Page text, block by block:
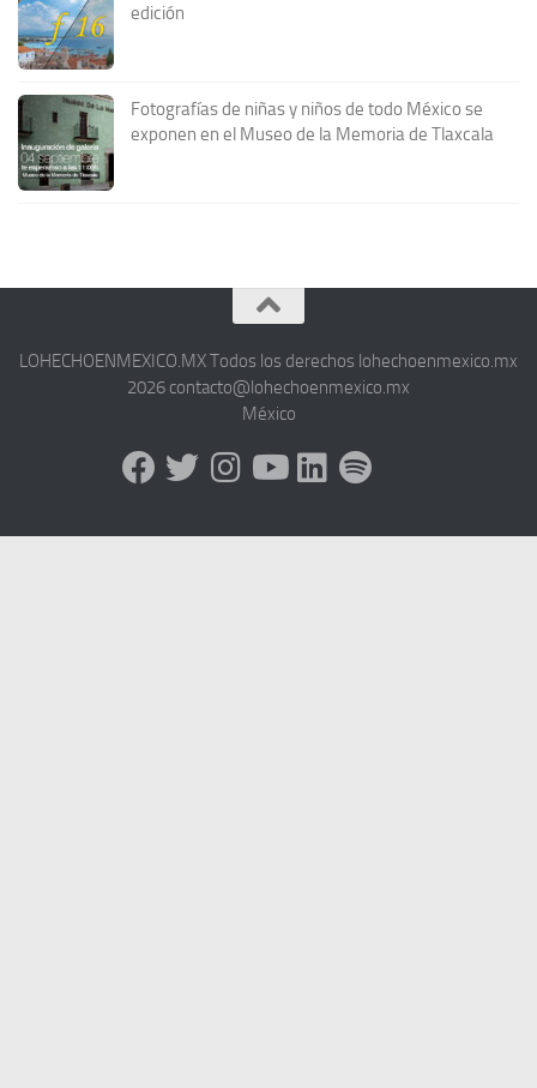
edición
Fotografías de niñas y niños de todo México se
exponen en el Museo de la Memoria de Tlaxcala
LOHECHOENMEXICO.MX Todos los derechos lohechoenmexico.mx
2026 contacto@lohechoenmexico.mx
México